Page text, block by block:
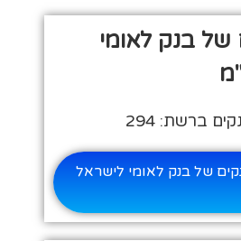
של בנק לאומי
ברשת: 294
של בנק לאומי לישראל